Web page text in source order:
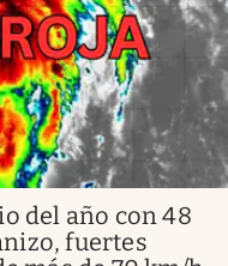
del año con 48
fuertes